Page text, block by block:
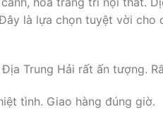
là lựa chọn tuyệt vời
Trung Hải rất ấn tượng.
tình. Giao hàng đúng giờ.